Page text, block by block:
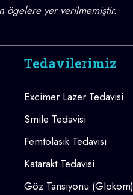
ögelere yer verilmemiştir.
Tedavilerimiz
Excimer Lazer Tedavisi
Smile Tedavisi
Femtolasik Tedavisi
Katarakt Tedavisi
Göz Tansiyonu (Glokom)